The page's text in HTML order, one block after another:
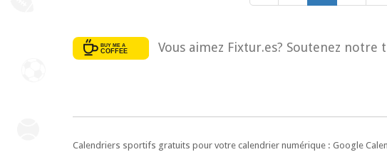
Vous aimez Fixtur.es? Soutenez notre
Calendriers sportifs gratuits pour votre calendrier numérique : Google